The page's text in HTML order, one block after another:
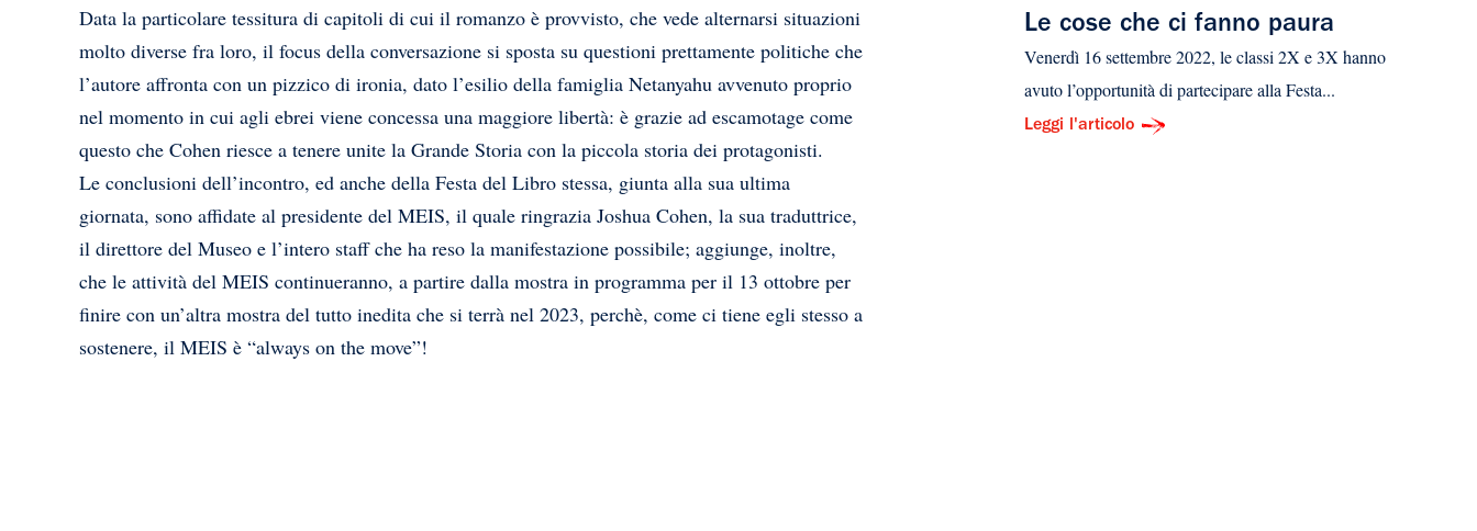
Data la particolare tessitura di capitoli di cui il romanzo è provvisto, che vede alternarsi situazioni
molto diverse fra loro, il focus della conversazione si sposta su questioni prettamente politiche che
l’autore affronta con un pizzico di ironia, dato l’esilio della famiglia Netanyahu avvenuto proprio
nel momento in cui agli ebrei viene concessa una maggiore libertà: è grazie ad escamotage come
questo che Cohen riesce a tenere unite la Grande Storia con la piccola storia dei protagonisti.
Le conclusioni dell’incontro, ed anche della Festa del Libro stessa, giunta alla sua ultima
giornata, sono affidate al presidente del MEIS, il quale ringrazia Joshua Cohen, la sua traduttrice,
il direttore del Museo e l’intero staff che ha reso la manifestazione possibile; aggiunge, inoltre,
che le attività del MEIS continueranno, a partire dalla mostra in programma per il 13 ottobre per
finire con un’altra mostra del tutto inedita che si terrà nel 2023, perchè, come ci tiene egli stesso a
sostenere, il MEIS è “always on the move”!
Le cose che ci fanno paura
Venerdì 16 settembre 2022, le classi 2X e 3X hanno
avuto l’opportunità di partecipare alla Festa...
Leggi l'articolo